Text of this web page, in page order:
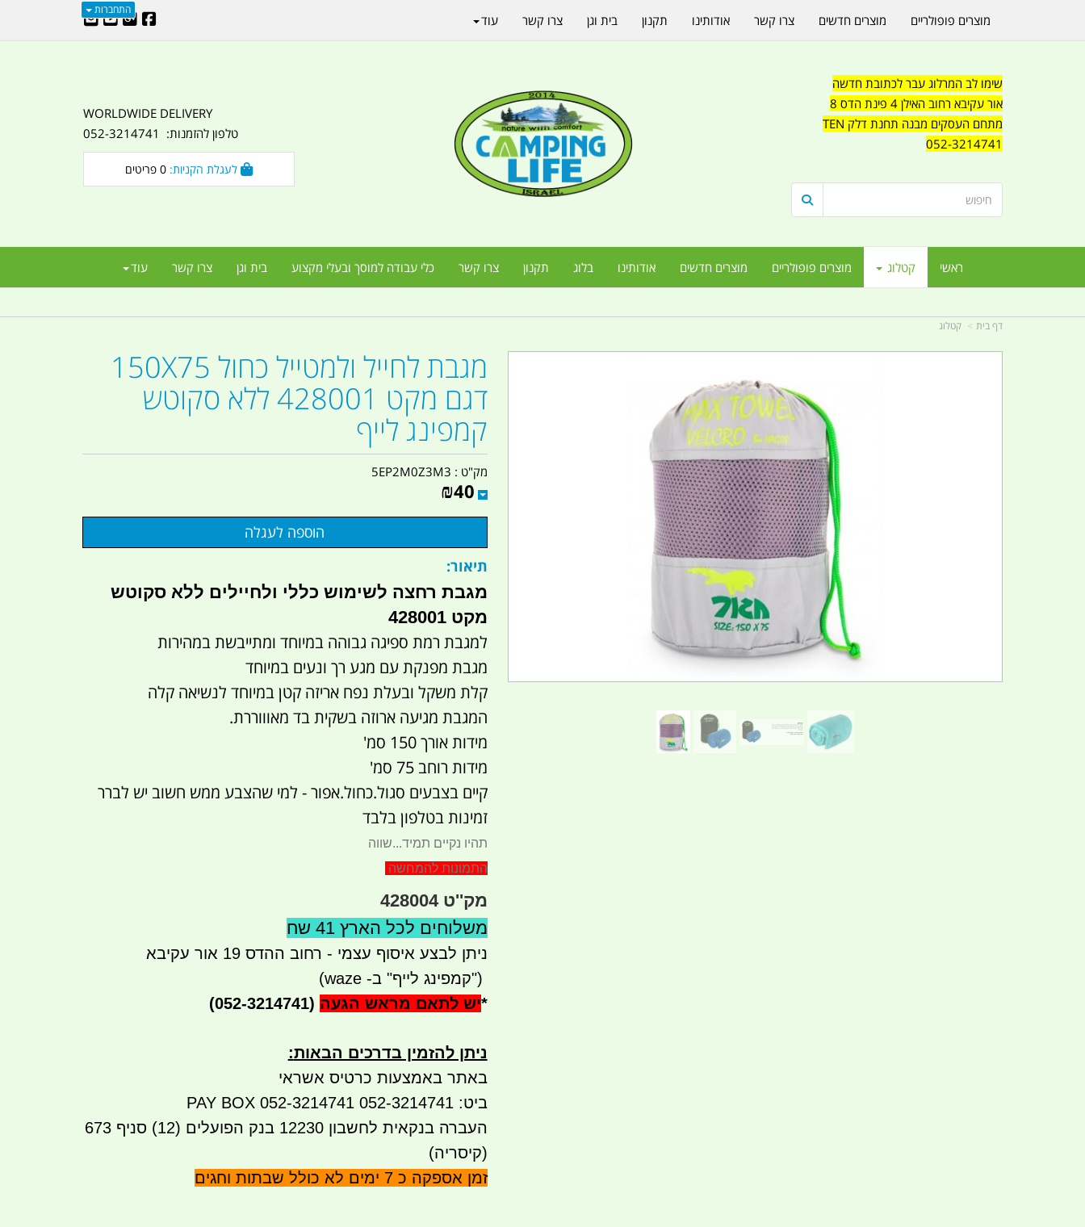
התחברות
שימו לב המרלוג עבר לכתובת חדשה
אור עקיבא רחוב האילן 4 פינת הדס 8
מתחם העסקים מבנה תחנת דלק TEN
052-3214741
WORLDWIDE DELIVERY
טלפון להזמנות: 052-3214741
0
ראשי קטלוג מוצרים פופולריים מוצרים חדשים אודותינו בלוג תקנון צרו קשר כלי עבודה למוסך ובעלי מקצוע בית וגן צרו קשר עוד
מוצרים פופולריים מוצרים חדשים צרו קשר אודותינו תקנון בית וגן צרו קשר עוד
דף בית קטלוג
מגבת לחייל ולמטייל כחול 150X75
דגם מקט 428001 ללא סקוטש
קמפינג לייף
מק"ט : 5EP2M0Z3M3
₪40
תיאור:
מגבת רחצה לשימוש כללי ולחיילים ללא סקוטש
מקט 428001
למגבת רמת ספיגה גבוהה במיוחד ומתייבשת במהירות
מגבת מפנקת עם מגע רך ונעים במיוחד
קלת משקל ובעלת נפח אריזה קטן במיוחד לנשיאה קלה
המגבת מגיעה ארוזה בשקית בד מאוווררת.
מידות אורך 150 סמ'
מידות רוחב 75 סמ'
קיים בצבעים סגול.כחול.אפור - למי שהצבע ממש חשוב יש לברר
זמינות בטלפון בלבד
תהיו נקיים תמיד...שווה
התמונות להמחשה
מק''ט 428004
משלוחים לכל הארץ 41 שח
ניתן לבצע איסוף עצמי - רחוב ההדס 19 אור עקיבא
")קמפינג לייף" ב- waze)
*יש לתאם מראש הגעה (052-3214741)
ניתן להזמין בדרכים הבאות:
באתר באמצעות כרטיס אשראי
ביט: 052-3214741 PAY BOX 052-3214741
העברה בנקאית לחשבון 12230 בנק הפועלים (12) סניף 673
(קיסריה)
זמן אספקה כ 7 ימים לא כולל שבתות וחגים